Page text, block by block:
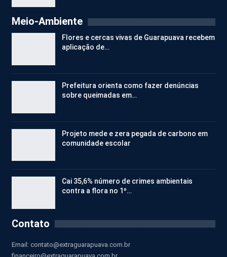
Meio-Ambiente
Flores e cercas vivas de Guarapuava recebem
aplicação de…
Prefeitura orienta como fazer denúncias
sobre queimadas em…
Projeto mede e zera pegada de carbono em
comunidade escolar
Cai 35,6% número de crimes ambientais
contra a flora no 1º…
Contato
Email: contato@extraguarapuava.com.br